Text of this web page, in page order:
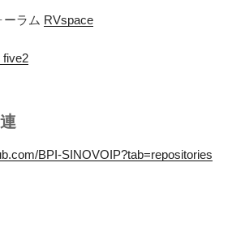
ーラム RVspace
five2
BPI-SINOVOIP?tab=repositories